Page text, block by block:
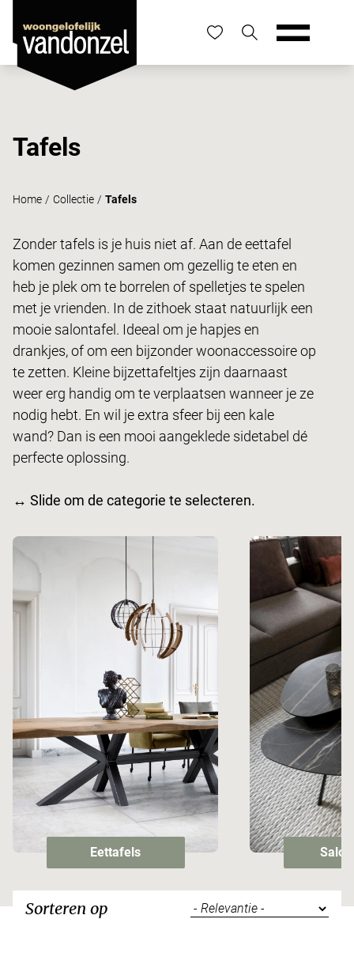
Tafels
Home / Collectie / Tafels
Zonder tafels is je huis niet af. Aan de eettafel
komen gezinnen samen om gezellig te eten en
heb je plek om te borrelen of spelletjes te spelen
met je vrienden. In de zithoek staat natuurlijk een
mooie salontafel. Ideeal om je hapjes en
drankjes, of om een bijzonder woonaccessoire op
te zetten. Kleine bijzettafeltjes zijn daarnaast
weer erg handig om te verplaatsen wanneer je ze
nodig hebt. En wil je extra sfeer bij een kale
wand? Dan is een mooi aangeklede sidetabel dé
perfecte oplossing.
↔ Slide om de categorie te selecteren.
Eettafels
Sorteren op